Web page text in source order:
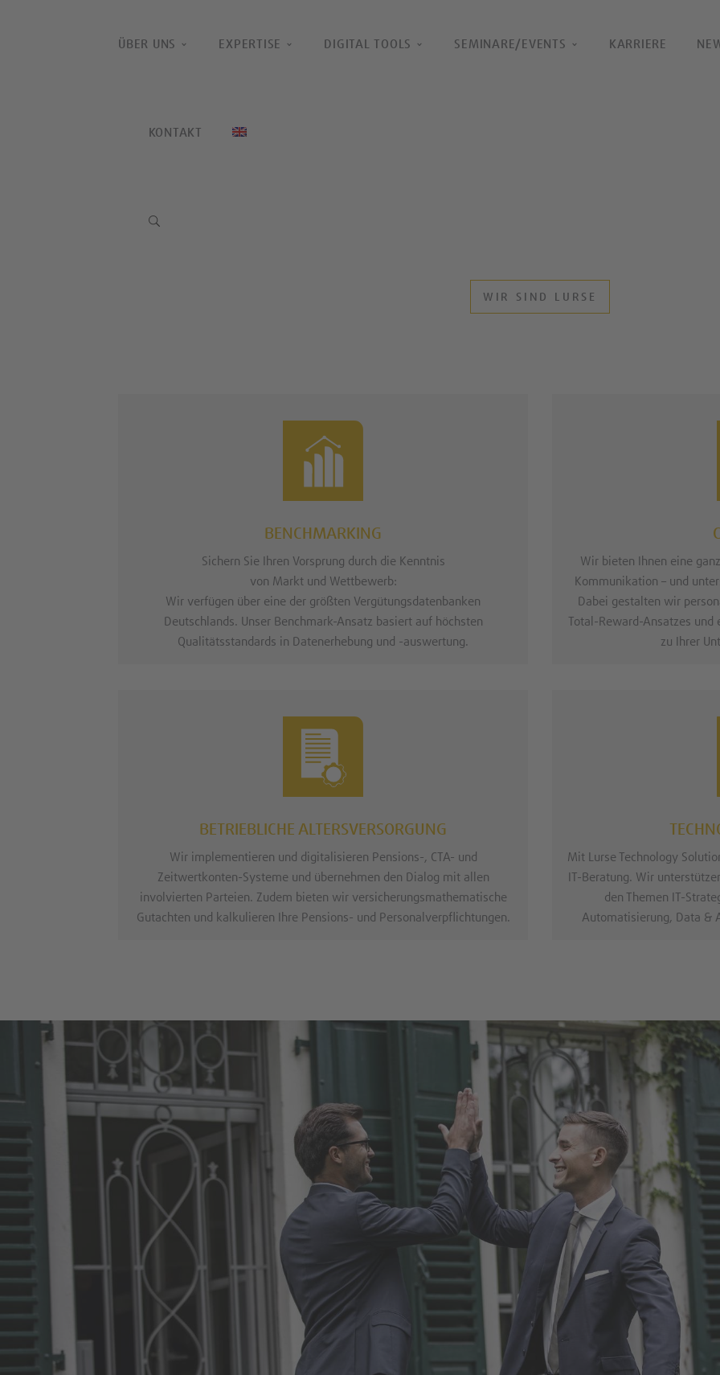
ÜBER UNS EXPERTISE DIGITAL TOOLS SEMINARE/EVENTS KARRIERE
KONTAKT
Profitabilität Ihres
WIR SIND LURSE
BENCHMARKING
Sichern Sie Ihren Vorsprung durch die Kenntnis
von Markt und Wettbewerb:
Wir verfügen über eine der größten Vergütungsdatenbanken
Deutschlands. Unser Benchmark-Ansatz basiert auf höchsten
Qualitätsstandards in Datenerhebung und -auswertung.
BETRIEBLICHE ALTERSVERSORGUNG
Wir implementieren und digitalisieren Pensions-, CTA- und
Zeitwertkonten-Systeme und übernehmen den Dialog mit allen
involvierten Parteien. Zudem bieten wir versicherungsmathematische
Gutachten und kalkulieren Ihre Pensions- und Personalverpflichtungen.
Wir bieten Ihnen eine
Kommunikation – und
Dabei gestalten wir
Total-Reward-Ansatzes
zu Ihrer
Mit Lurse Technology
IT-Beratung. Wir
den Themen IT-
Automatisierung, Data &
DEINE KARRIERECHANCE